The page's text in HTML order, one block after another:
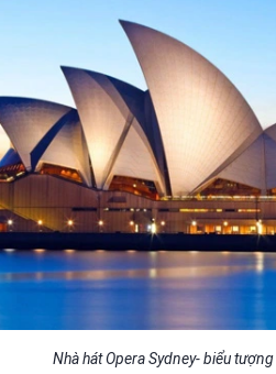
Nhà hát Opera Sydney- biểu